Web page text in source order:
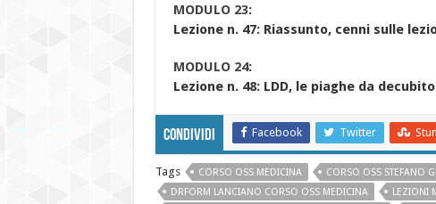
MODULO 23:
Lezione n. 47: Riassunto, cenni sulle
MODULO 24:
Lezione n. 48: LDD, le piaghe da
Condividi Facebook Twitter
Tags CORSO OSS MEDICINA CORSO OSS STEFANO
DRFORM LANCIANO CORSO OSS MEDICINA
LEZIONI